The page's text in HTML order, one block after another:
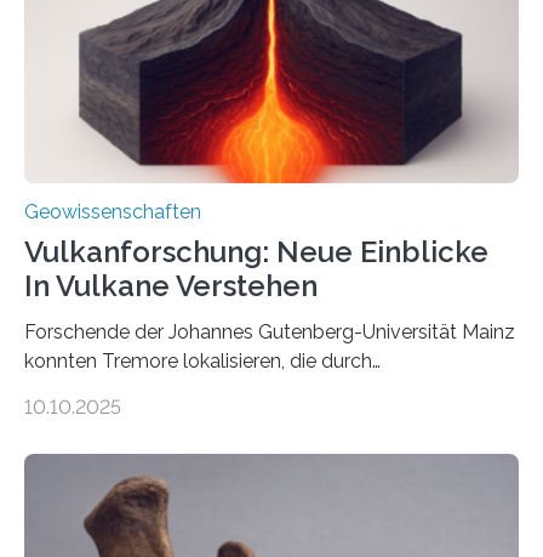
Richtung als auch in der Intensität des Erdmagnetfelds
wahrzunehmen. Dadurch konnten sie sich verorten und
über den Ozean navigieren. Vor einigen Jahren…
Geowissenschaften
Vulkanforschung: Neue Einblicke
In Vulkane Verstehen
Forschende der Johannes Gutenberg-Universität Mainz
konnten Tremore lokalisieren, die durch
Vulkan? Was passiert in der Erde darunter? Wo
erzeugt durch Magma oder Gase, die sich durch
Schlote einen Weg nach oben bahnen? Jun.-Prof. Dr.
Miriam Christina Reiss, Vulkanseismologin an der
10.10.2025